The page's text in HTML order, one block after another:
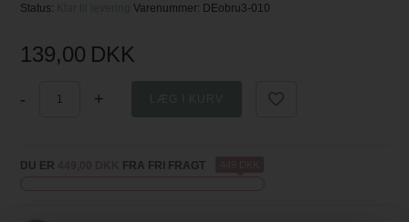
Status: Klar til leveringVarenummer: DEobru3-010
139,00 DKK
- +
DU ER FRA FRI FRAGT